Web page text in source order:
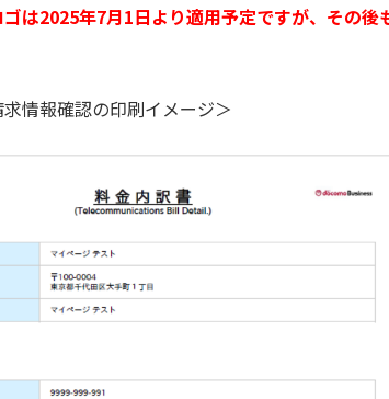
は2025年7月1日より適用予定ですが、その後
情報確認の印刷イメージ＞